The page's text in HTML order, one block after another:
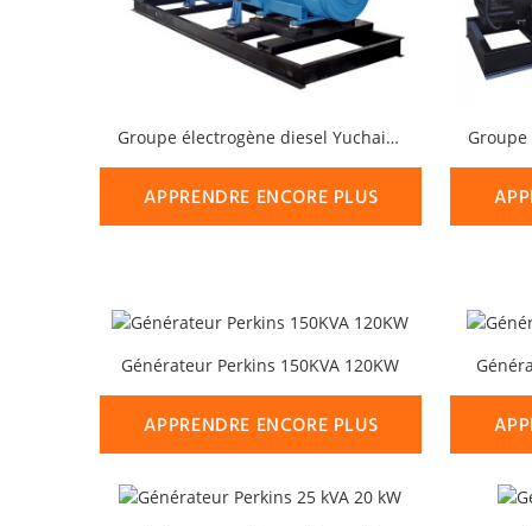
Groupe électrogène diesel Yuchai 2750 kVA 2200 kW
APPRENDRE ENCORE PLUS
Générateur Perkins 150KVA 120KW
APPRENDRE ENCORE PLUS